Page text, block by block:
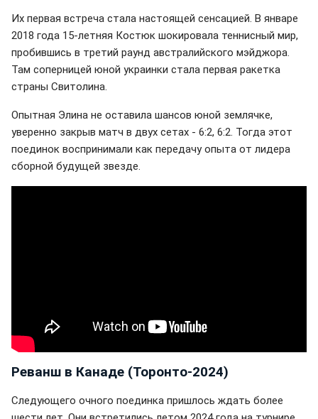
Их первая встреча стала настоящей сенсацией. В январе
2018 года 15-летняя Костюк шокировала теннисный мир,
пробившись в третий раунд австралийского мэйджора.
Там соперницей юной украинки стала первая ракетка
страны Свитолина.
Опытная Элина не оставила шансов юной землячке,
уверенно закрыв матч в двух сетах - 6:2, 6:2. Тогда этот
поединок воспринимали как передачу опыта от лидера
сборной будущей звезде.
Реванш в Канаде (Торонто-2024)
Следующего очного поединка пришлось ждать более